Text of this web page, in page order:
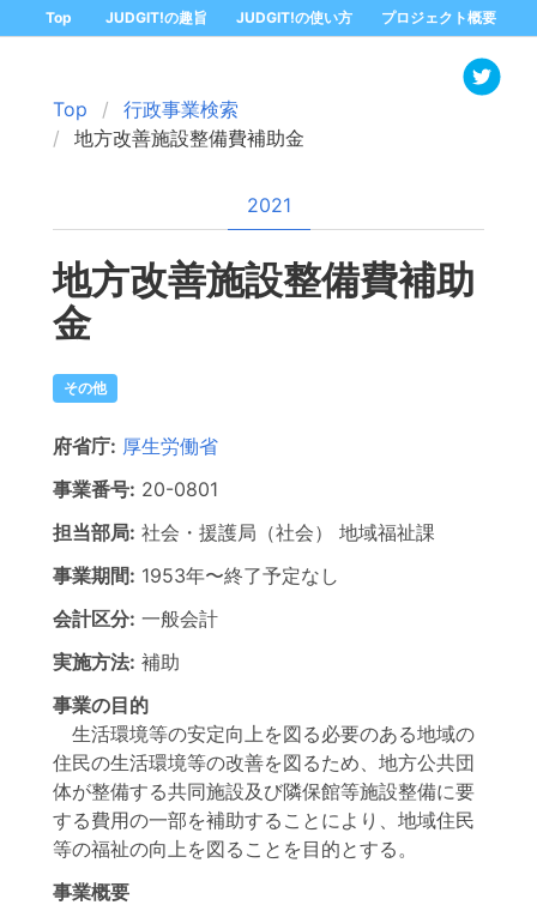
Top JUDGIT!の趣旨 JUDGIT!の使い方 プロジェクト概要
Top
行政事業検索
地方改善施設整備費補助金
2021
地方改善施設整備費補助
金
その他
府省庁: 厚生労働省
事業番号: 20-0801
担当部局: 社会・援護局（社会）
地域福祉課
事業期間: 1953年〜終了予定なし
会計区分: 一般会計
実施方法: 補助
事業の目的
生活環境等の安定向上を図る必要のある地域の
住民の生活環境等の改善を図るため、地方公共団
体が整備する共同施設及び隣保館等施設整備に要
する費用の一部を補助することにより、地域住民
等の福祉の向上を図ることを目的とする。
事業概要